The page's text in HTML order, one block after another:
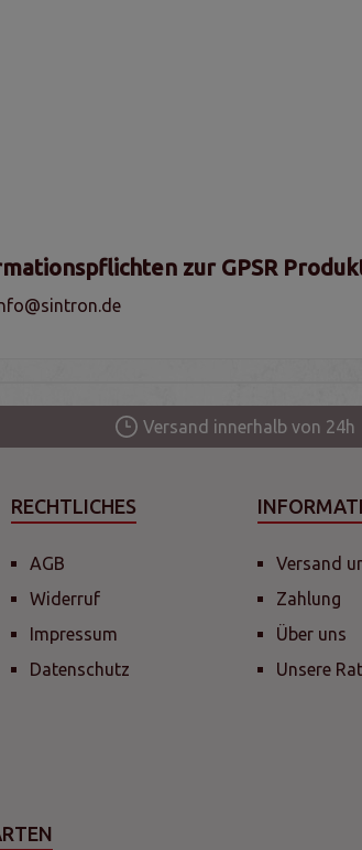
zur GPSR
Versand innerhalb von 24h
RECHTLICHES
AGB
Widerruf
Impressum
Datenschutz
Versand
Zahlung
Über uns
Unsere